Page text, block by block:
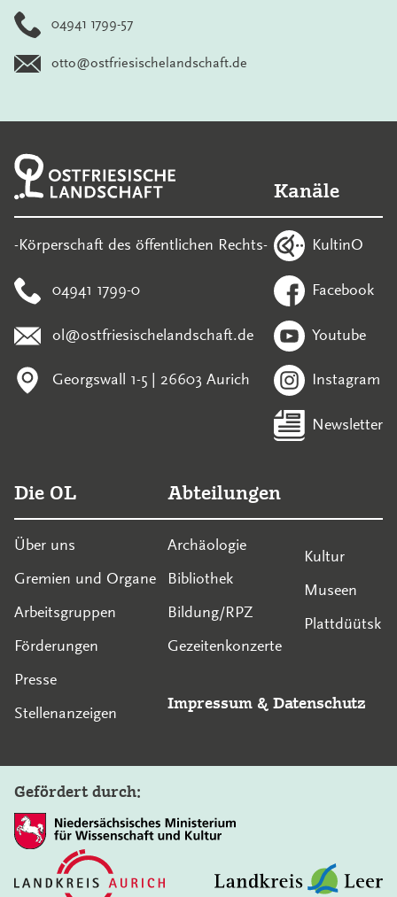
04941 1799-57
otto@ostfriesischelandschaft.de
-Körperschaft des öffentlichen Rechts-
04941 1799-0
ol@ostfriesischelandschaft.de
Georgswall 1-5 | 26603 Aurich
Kanäle
KultinO
Facebook
Youtube
Instagram
Newsletter
Die OL
Über uns
Gremien und Organe
Arbeitsgruppen
Förderungen
Presse
Stellenanzeigen
Abteilungen
Archäologie
Bibliothek
Bildung/RPZ
Gezeitenkonzerte
Kultur
Museen
Plattdüütsk
Impressum & Datenschutz
Gefördert durch: